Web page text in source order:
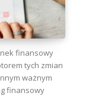
finansowy
tych zmian
ważnym
finansowy